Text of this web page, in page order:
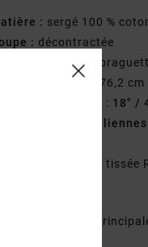
: sergé 100 %
: décontractée
Taille :
30" / 76,2 cm
de jambe : 18" /
poches
:__ étiquette tissée
[Matière